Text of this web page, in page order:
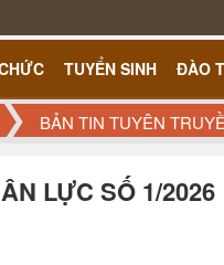
TUYỂN SINH ĐÀO
BẢN TIN TUYÊN
LỰC SỐ 1/2026